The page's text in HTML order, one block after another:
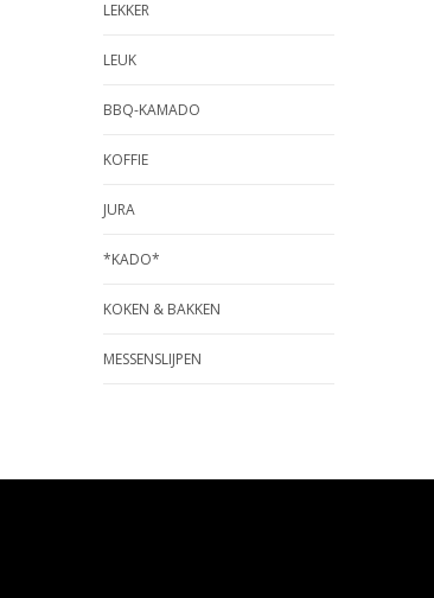
LEKKER
LEUK
BBQ-KAMADO
KOFFIE
JURA
*KADO*
KOKEN & BAKKEN
MESSENSLIJPEN